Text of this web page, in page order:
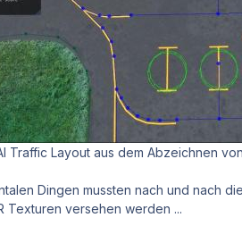
Traffic Layout aus dem Abzeichnen
Dingen mussten nach und nach
Texturen versehen werden ...